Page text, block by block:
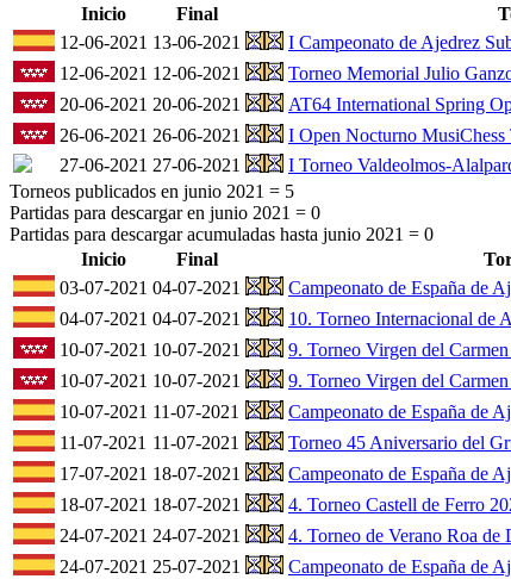
Inicio
Final
12-06-2021 13-06-2021 I Campeonato de Ajedrez
12-06-2021 12-06-2021 Torneo Memorial Julio
20-06-2021 20-06-2021 AT64 International Spring
26-06-2021 26-06-2021 I Open Nocturno MusiChess
27-06-2021 27-06-2021 I Torneo Valdeolmos-
Torneos publicados en junio 2021 = 5
Partidas para descargar en junio 2021 = 0
Partidas para descargar acumuladas hasta junio 2021 = 0
Inicio
Final
03-07-2021 04-07-2021 Campeonato de España de
04-07-2021 04-07-2021 10. Torneo Internacional de
10-07-2021 10-07-2021 9. Torneo Virgen del
10-07-2021 10-07-2021 9. Torneo Virgen del
10-07-2021 11-07-2021 Campeonato de España de
11-07-2021 11-07-2021 Torneo 45 Aniversario del
17-07-2021 18-07-2021 Campeonato de España de
18-07-2021 18-07-2021 4. Torneo Castell de Ferro
24-07-2021 24-07-2021 4. Torneo de Verano Roa de
24-07-2021 25-07-2021 Campeonato de España de